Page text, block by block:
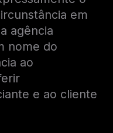
em
agência
nome do
ao
e ao cliente